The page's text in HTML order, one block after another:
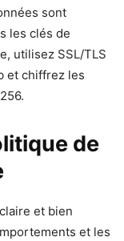
sont
les clés de
utilisez SSL/TLS
et chiffrez les
de
claire et bien
et les